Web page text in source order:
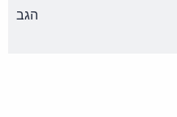
הגב